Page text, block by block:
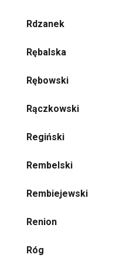
Rdzanek
Rębalska
Rębowski
Rączkowski
Regiński
Rembelski
Rembiejewski
Renion
Róg